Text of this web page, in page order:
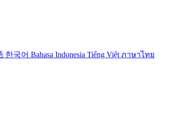
한국어 Bahasa Indonesia Tiếng Việt ภาษาไทย